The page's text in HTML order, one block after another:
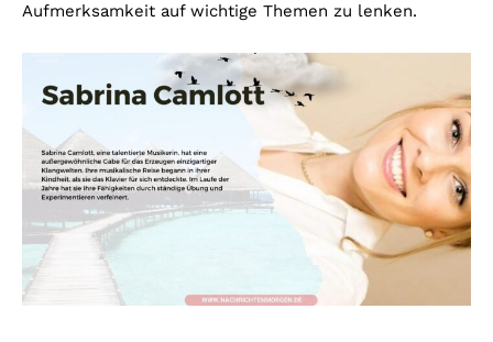
Aufmerksamkeit auf wichtige Themen zu lenken.